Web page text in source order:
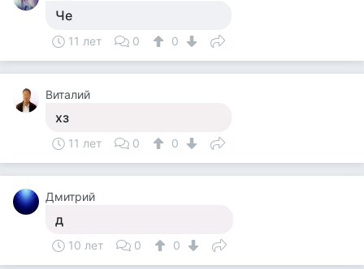
Че
11 лет 0 0
Виталий
хз
11 лет 0 0
Дмитрий
д
10 лет 0 0